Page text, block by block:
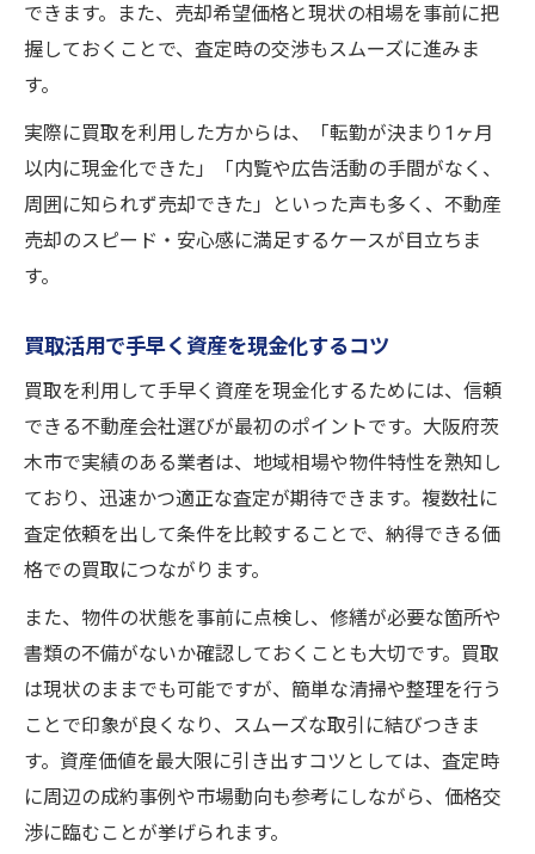
プライバシー重視で不動産売却を進める秘
訣
不動産売却の買取で情報漏洩を防ぐ方法
売却時のプライバシーを守るコツとは
安心して不動産売却できる買取の魅力
買取活用で不動産売却を有利に進める
不動産売却の成功は買取選択で決まる
賢い不動産売却は買取の活用がポイント
不動産売却で失敗しない買取の選び方
手数料節約と即現金化を同時に実現する方法
不動産売却で手数料節約と現金化を両立
手数料ゼロで不動産売却を早く実現する
即現金化できる不動産売却のコツを紹介
賢く手数料を抑える不動産売却の方法
不動産売却でコスト削減と現金化成功へ
できます。また、売却希望価格と現状の相場を事前に把
握しておくことで、査定時の交渉もスムーズに進みま
す。
実際に買取を利用した方からは、「転勤が決まり1ヶ月
以内に現金化できた」「内覧や広告活動の手間がなく、
周囲に知られず売却できた」といった声も多く、不動産
売却のスピード・安心感に満足するケースが目立ちま
す。
買取活用で手早く資産を現金化するコツ
買取を利用して手早く資産を現金化するためには、信頼
できる不動産会社選びが最初のポイントです。大阪府茨
木市で実績のある業者は、地域相場や物件特性を熟知し
ており、迅速かつ適正な査定が期待できます。複数社に
査定依頼を出して条件を比較することで、納得できる価
格での買取につながります。
また、物件の状態を事前に点検し、修繕が必要な箇所や
書類の不備がないか確認しておくことも大切です。買取
は現状のままでも可能ですが、簡単な清掃や整理を行う
ことで印象が良くなり、スムーズな取引に結びつきま
す。資産価値を最大限に引き出すコツとしては、査定時
に周辺の成約事例や市場動向も参考にしながら、価格交
渉に臨むことが挙げられます。